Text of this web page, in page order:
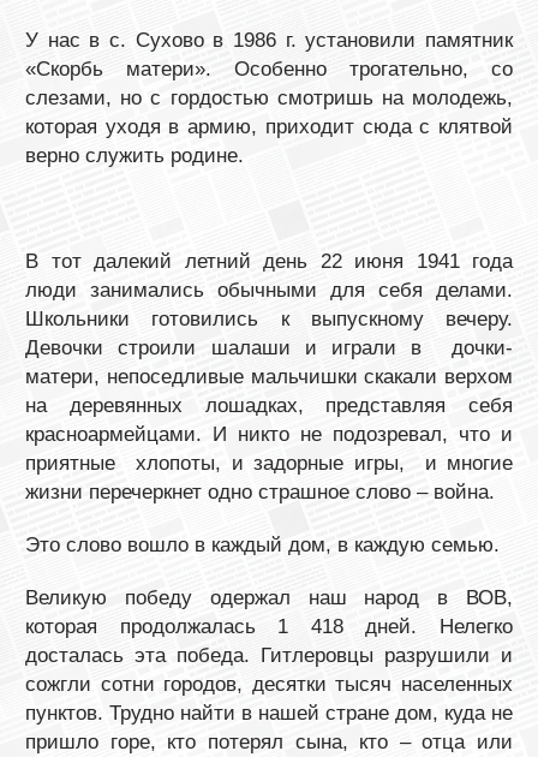
У нас в с. Сухово в 1986 г. установили памятник
«Скорбь матери». Особенно трогательно, со
слезами, но с гордостью смотришь на молодежь,
которая уходя в армию, приходит сюда с клятвой
верно служить родине.
В тот далекий летний день 22 июня 1941 года
люди занимались обычными для себя делами.
Школьники готовились к выпускному вечеру.
Девочки строили шалаши и играли в дочки-
матери, непоседливые мальчишки скакали верхом
на деревянных лошадках, представляя себя
красноармейцами. И никто не подозревал, что и
приятные хлопоты, и задорные игры, и многие
жизни перечеркнет одно страшное слово – война.
Это слово вошло в каждый дом, в каждую семью.
Великую победу одержал наш народ в ВОВ,
которая продолжалась 1 418 дней. Нелегко
досталась эта победа. Гитлеровцы разрушили и
сожгли сотни городов, десятки тысяч населенных
пунктов. Трудно найти в нашей стране дом, куда не
пришло горе, кто потерял сына, кто – отца или